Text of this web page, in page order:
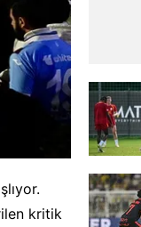
kritik